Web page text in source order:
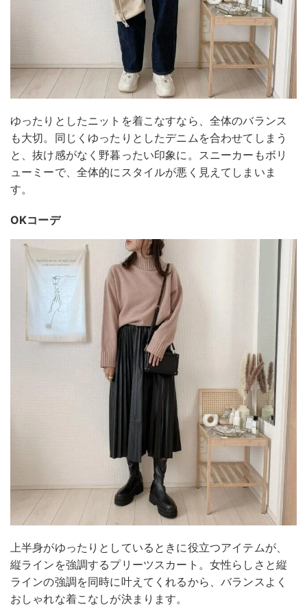
ゆったりとしたニットを着こなすなら、全体のバランス
も大切。同じくゆったりとしたデニムを合わせてしまう
と、抜け感がなく野暮ったい印象に。スニーカーもボリ
ューミーで、全体的にスタイルが悪く見えてしまいま
す。
OKコーデ
上半身がゆったりとしているときに役立つアイテムが、
縦ラインを強調するプリーツスカート。女性らしさと縦
ラインの強調を同時に叶えてくれるから、バランスよく
おしゃれな着こなしが決まります。